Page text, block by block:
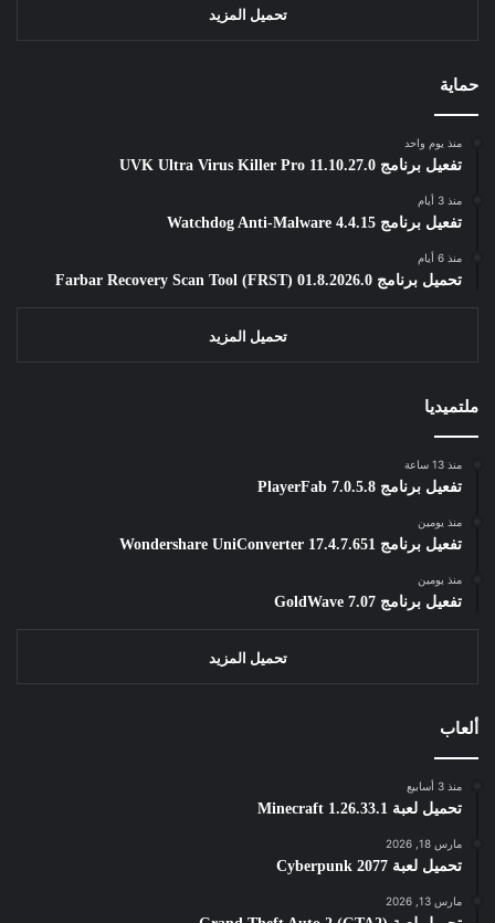
تحميل المزيد
حماية
منذ يوم واحد
تفعيل برنامج UVK Ultra Virus Killer Pro 11.10.27.0
منذ 3 أيام
تفعيل برنامج Watchdog Anti-Malware 4.4.15
منذ 6 أيام
تحميل برنامج Farbar Recovery Scan Tool (FRST) 01.8.2026.0
تحميل المزيد
ملتميديا
منذ 13 ساعة
تفعيل برنامج PlayerFab 7.0.5.8
منذ يومين
تفعيل برنامج Wondershare UniConverter 17.4.7.651
منذ يومين
تفعيل برنامج GoldWave 7.07
تحميل المزيد
ألعاب
منذ 3 أسابيع
تحميل لعبة Minecraft 1.26.33.1
مارس 18, 2026
تحميل لعبة Cyberpunk 2077
مارس 13, 2026